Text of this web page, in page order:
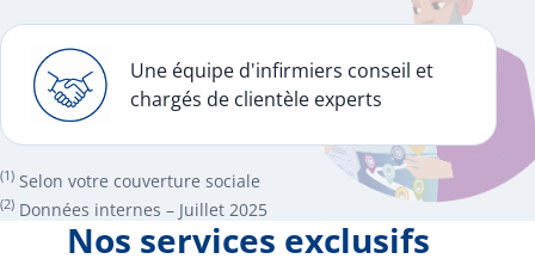
Une équipe d'infirmiers conseil et
chargés de clientèle experts
(1) Selon votre couverture sociale
(2) Données internes – Juillet 2025
Nos services exclusifs